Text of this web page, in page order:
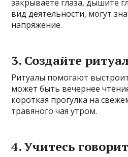
закрываете глаза, дышите
вид деятельности, могут
напряжение.
3. Создайте
Ритуалы помогают
может быть вечернее
короткая прогулка на
травяного чая утром.
4. Учитесь